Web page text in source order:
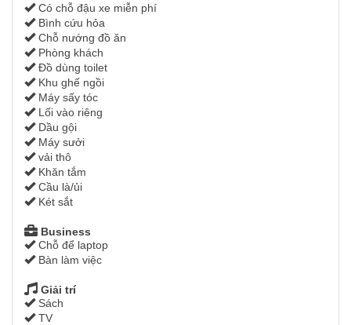
Có chỗ đậu xe miễn phí
Bình cứu hỏa
Chỗ nướng đồ ăn
Phòng khách
Đồ dùng toilet
Khu ghế ngồi
Máy sấy tóc
Lối vào riêng
Dầu gội
Máy sưởi
vải thô
Khăn tắm
Cầu là/ủi
Két sắt
Business
Chỗ để laptop
Bàn làm việc
Giải trí
Sách
TV